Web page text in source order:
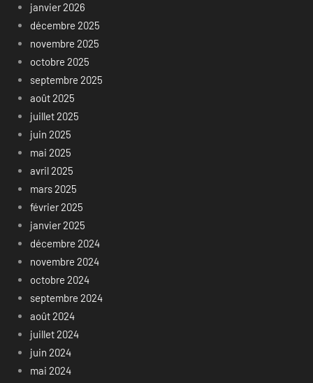
janvier 2026
décembre 2025
novembre 2025
octobre 2025
septembre 2025
août 2025
juillet 2025
juin 2025
mai 2025
avril 2025
mars 2025
février 2025
janvier 2025
décembre 2024
novembre 2024
octobre 2024
septembre 2024
août 2024
juillet 2024
juin 2024
mai 2024